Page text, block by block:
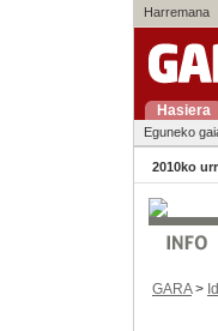
Harremana
Hasiera
Eguneko
2010ko
GARA>